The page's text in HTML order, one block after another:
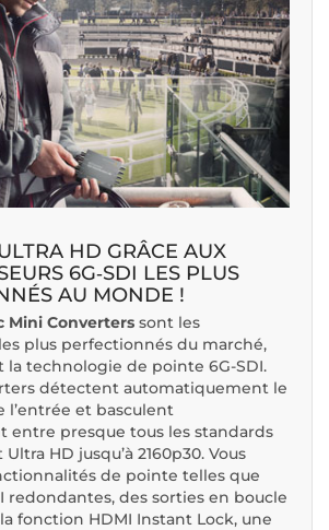
HD GRÂCE AUX
6G‑SDI LES PLUS
AU MONDE !
Mini Converters sont les
plus perfectionnés du marché,
technologie de pointe 6G-SDI.
détectent automatiquement le
l’entrée et basculent
entre presque tous les standards
HD jusqu’à 2160p30. Vous
de pointe telles que
redondantes, des sorties en boucle
fonction HDMI Instant Lock, une